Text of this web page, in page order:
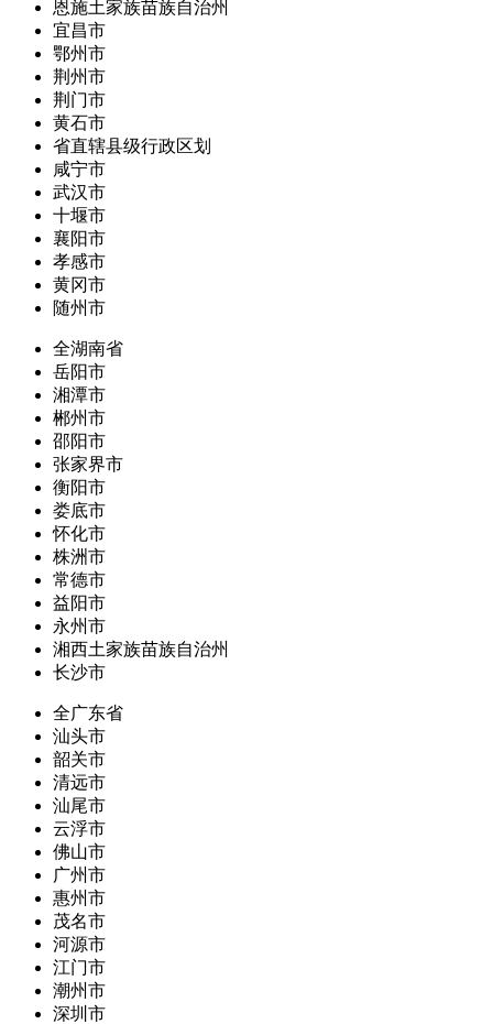
恩施土家族苗族自治州
宜昌市
鄂州市
荆州市
荆门市
黄石市
省直辖县级行政区划
咸宁市
武汉市
十堰市
襄阳市
孝感市
黄冈市
随州市
全湖南省
岳阳市
湘潭市
郴州市
邵阳市
张家界市
衡阳市
娄底市
怀化市
株洲市
常德市
益阳市
永州市
湘西土家族苗族自治州
长沙市
全广东省
汕头市
韶关市
清远市
汕尾市
云浮市
佛山市
广州市
惠州市
茂名市
河源市
江门市
潮州市
深圳市